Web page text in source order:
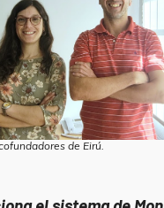
de Eirú.